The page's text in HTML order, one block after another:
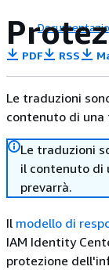
PDF RSS
Le traduzioni
contenuto di una
Le traduzioni
il contenuto di
prevarrà.
Il modello di
IAM Identity
protezione